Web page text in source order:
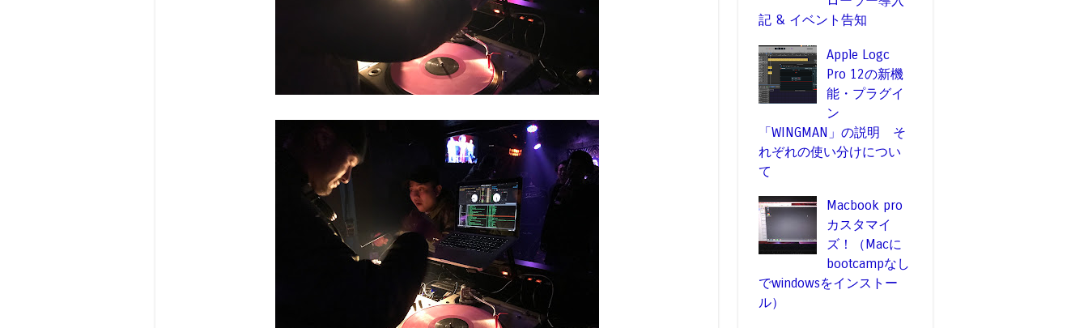
記 & イベント告知
Apple Logc
Pro 12の新機
能・プラグイ
ン
「WINGMAN」の説明 そ
れぞれの使い分けについ
て
Macbook pro
カスタマイ
ズ！（Macに
bootcampなし
でwindowsをインストー
ル）